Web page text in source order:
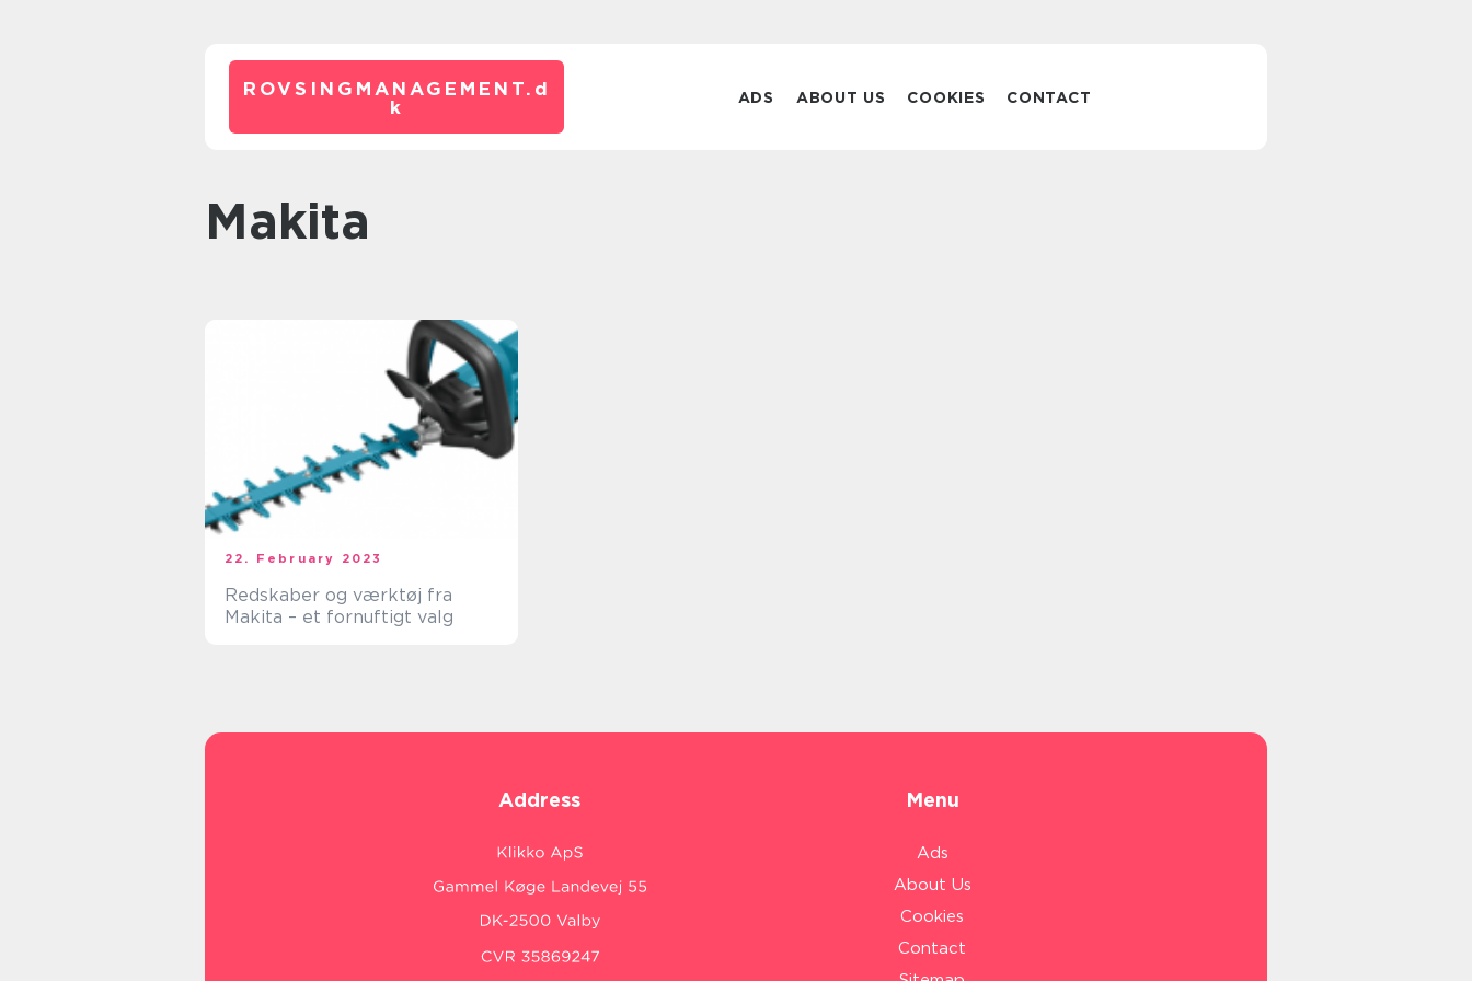
ROVSINGMANAGEMENT. d
k
ADS ABOUT US COOKIES CONTACT
makita
22. February 2023
Redskaber og værktøj fra
Makita – et fornuftigt valg
Address Menu
Ads
About Us
Cookies
Contact